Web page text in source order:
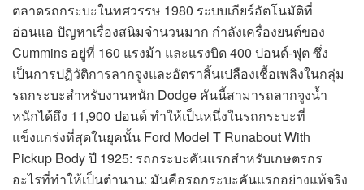
ตลาดรถกระบะในทศวรรษ 1980 ระบบเกียร์อัตโนมัติที่
อ่อนแอ ปัญหาเรื่องสนิมจำนวนมาก กำลังเครื่องยนต์ของ
Cummins อยู่ที่ 160 แรงม้า และแรงบิด 400 ปอนด์-ฟุต ซึ่ง
เป็นการปฏิวัติการลากจูงและอัตราสิ้นเปลืองเชื้อเพลิงในกลุ่ม
รถกระบะสำหรับงานหนัก Dodge คันนี้สามารถลากจูงน้ำ
หนักได้ถึง 11,900 ปอนด์ ทำให้เป็นหนึ่งในรถกระบะที่
แข็งแกร่งที่สุดในยุคนั้น Ford Model T Runabout With
Pickup Body ปี 1925: รถกระบะคันแรกสำหรับเกษตรกร
อะไรที่ทำให้เป็นตำนาน: มันคือรถกระบะคันแรกอย่างแท้จริง